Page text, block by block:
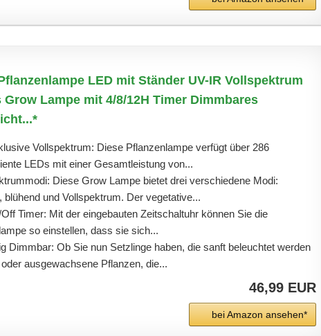
LED mit Ständer UV-IR Vollspektrum
Grow Lampe mit 4/8/12H Timer Dimmbares
Vollspektrum: Diese Pflanzenlampe verfügt über 286
LEDs mit einer Gesamtleistung von...
Diese Grow Lampe bietet drei verschiedene Modi:
blühend und Vollspektrum. Der vegetative...
Timer: Mit der eingebauten Zeitschaltuhr können Sie die
so einstellen, dass sie sich...
Dimmbar: Ob Sie nun Setzlinge haben, die sanft beleuchtet werden
ausgewachsene Pflanzen, die...
46,99 EUR
bei Amazon ansehen*